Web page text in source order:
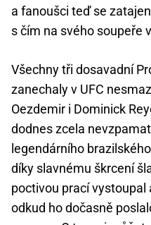
a fanoušci teď se
s čím na svého soupeře
Všechny tři dosavadní
zanechaly v UFC
Oezdemir i Dominick
dodnes zcela
legendárního
díky slavnému škrcení
poctivou prací vystoupal
odkud ho dočasně